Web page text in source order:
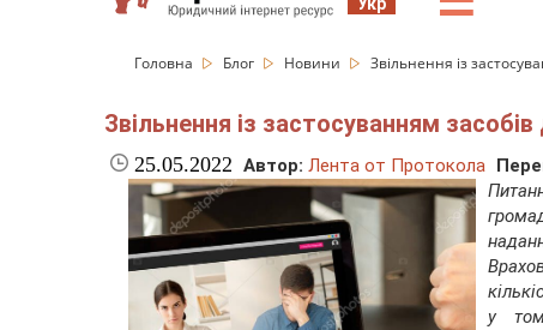
Головна Блог Новини Звільнення із
Звільнення із застосуванням
25.05.2022 Автор: Лента от Протокола
у